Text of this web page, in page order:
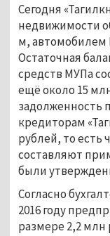
Сегодня
недвижимости
м, автомобилем
Остаточная
средств МУПа
ещё около 15
задолженность
кредиторам
рублей, то есть
составляют
были
Согласно
2016 году
размере 2,2 млн